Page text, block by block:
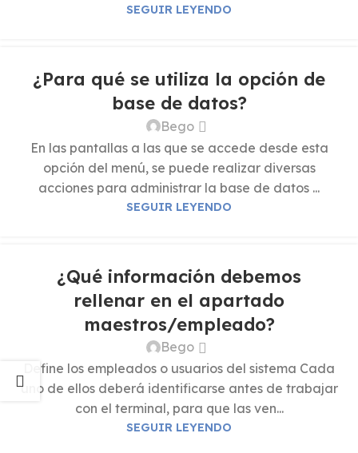
SEGUIR LEYENDO
¿Para qué se utiliza la opción de
base de datos?
Bego
En las pantallas a las que se accede desde esta
opción del menú, se puede realizar diversas
acciones para administrar la base de datos ...
SEGUIR LEYENDO
¿Qué información debemos
rellenar en el apartado
maestros/empleado?
Bego
Define los empleados o usuarios del sistema Cada
uno de ellos deberá identificarse antes de trabajar
con el terminal, para que las ven...
SEGUIR LEYENDO